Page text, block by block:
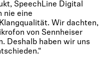
SpeechLine Digital
nie eine
Wir dachten,
von Sennheiser
Deshalb haben wir uns